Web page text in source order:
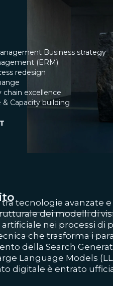
Business strategy
(ERM)
redesign
chain excellence
& Capacity building
tra tecnologie avanzate
dei modelli di
nei processi di
che trasforma i
della Search
Language Models
digitale è entrato